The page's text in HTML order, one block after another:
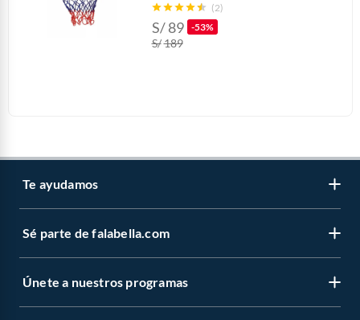
(2)
S/ 89 -53%
S/189
Te ayudamos
Atención por WhatsApp
Sé parte de falabella.com
Trabaja con nosotros
Únete a nuestros programas